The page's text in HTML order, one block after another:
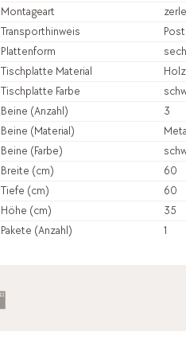
Montageart
Transporthinweis
Post
Plattenform
Tischplatte Material
Holz
Tischplatte Farbe
Beine (Anzahl)
3
Beine (Material)
Beine (Farbe)
Breite (cm)
60
Tiefe (cm)
60
Höhe (cm)
35
Pakete (Anzahl)
1